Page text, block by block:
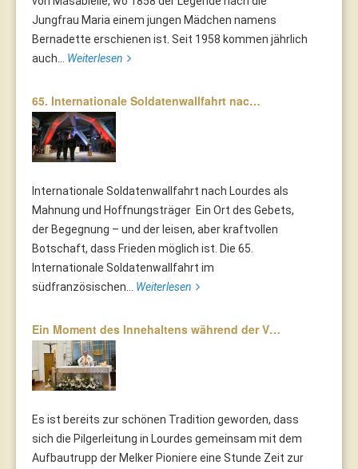
Jungfrau Maria einem jungen Mädchen namens
Bernadette erschienen ist. Seit 1958 kommen jährlich
auch... Weiterlesen
65. Internationale Soldatenwallfahrt nac…
Internationale Soldatenwallfahrt nach Lourdes als
Mahnung und Hoffnungsträger Ein Ort des Gebets,
der Begegnung – und der leisen, aber kraftvollen
Botschaft, dass Frieden möglich ist. Die 65.
Internationale Soldatenwallfahrt im
südfranzösischen... Weiterlesen
Ein Moment des Innehaltens während der V…
Es ist bereits zur schönen Tradition geworden, dass
sich die Pilgerleitung in Lourdes gemeinsam mit dem
Aufbautrupp der Melker Pioniere eine Stunde Zeit zur